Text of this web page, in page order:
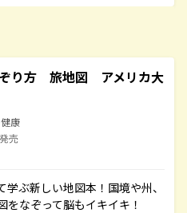
り方 旅地図 アメリカ大
康
売
ぶ新しい地図本！国境や州、
なぞって脳もイキイキ！